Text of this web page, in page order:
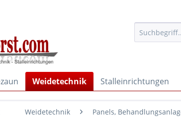
Weidetechnik Stalleinrichtungen
Weidetechnik Panels,